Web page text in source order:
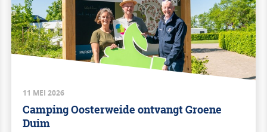
11 MEI 2026
Camping Oosterweide ontvangt Groene
Duim